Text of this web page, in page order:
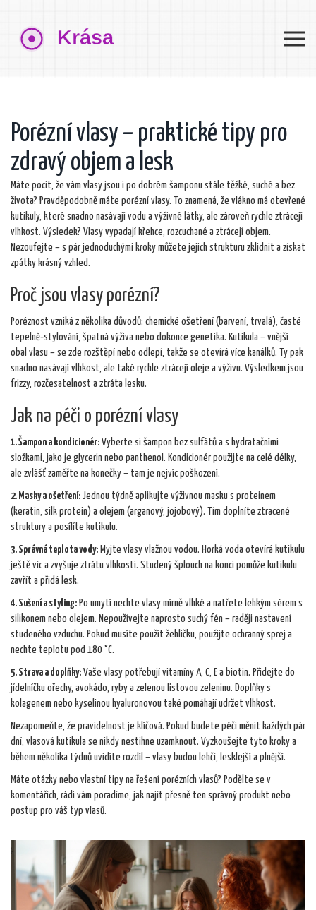
Porézní vlasy – praktické tipy pro
zdravý objem a lesk
Máte pocit, že vám vlasy jsou i po dobrém šamponu stále těžké, suché a bez
života? Pravděpodobně máte porézní vlasy. To znamená, že vlákno má otevřené
kutikuly, které snadno nasávají vodu a výživné látky, ale zároveň rychle ztrácejí
vlhkost. Výsledek? Vlasy vypadají křehce, rozcuchané a ztrácejí objem.
Nezoufejte – s pár jednoduchými kroky můžete jejich strukturu zklidnit a získat
zpátky krásný vzhled.
Proč jsou vlasy porézní?
Poréznost vzniká z několika důvodů: chemické ošetření (barvení, trvalá), časté
tepelně‑stylování, špatná výživa nebo dokonce genetika. Kutikula – vnější
obal vlasu – se zde rozštěpí nebo odlepí, takže se otevírá více kanálků. Ty pak
snadno nasávají vlhkost, ale také rychle ztrácejí oleje a výživu. Výsledkem jsou
frizzy, rozčesatelnost a ztráta lesku.
Jak na péči o porézní vlasy
1. Šampon a kondicionér: Vyberte si šampon bez sulfátů a s hydratačními
složkami, jako je glycerin nebo panthenol. Kondicionér použijte na celé délky,
ale zvlášť zaměřte na konečky – tam je nejvíc poškození.
2. Masky a ošetření: Jednou týdně aplikujte výživnou masku s proteinem
(keratin, silk protein) a olejem (arganový, jojobový). Tím doplníte ztracené
struktury a posílíte kutikulu.
3. Správná teplota vody: Myjte vlasy vlažnou vodou. Horká voda otevírá kutikulu
ještě víc a zvyšuje ztrátu vlhkosti. Studený šplouch na konci pomůže kutikulu
zavřít a přidá lesk.
4. Sušení a styling: Po umytí nechte vlasy mírně vlhké a natřete lehkým sérem s
silikonem nebo olejem. Nepoužívejte naprosto suchý fén – raději nastavení
studeného vzduchu. Pokud musíte použít žehličku, použijte ochranný sprej a
nechte teplotu pod 180 °C.
5. Strava a doplňky: Vaše vlasy potřebují vitamíny A, C, E a biotin. Přidejte do
jídelníčku ořechy, avokádo, ryby a zelenou listovou zeleninu. Doplňky s
kolagenem nebo kyselinou hyaluronovou také pomáhají udržet vlhkost.
Nezapomeňte, že pravidelnost je klíčová. Pokud budete péči měnit každých pár
dní, vlasová kutikula se nikdy nestihne uzamknout. Vyzkoušejte tyto kroky a
během několika týdnů uvidíte rozdíl – vlasy budou lehčí, lesklejší a plnější.
Máte otázky nebo vlastní tipy na řešení porézních vlasů? Podělte se v
komentářích, rádi vám poradíme, jak najít přesně ten správný produkt nebo
postup pro váš typ vlasů.